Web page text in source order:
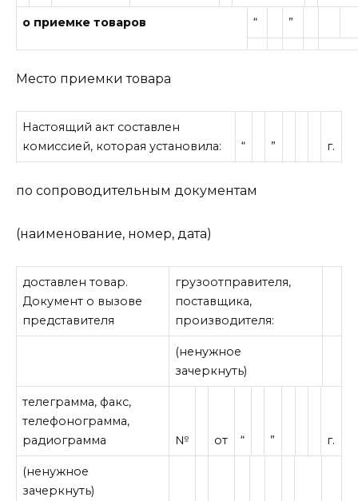
о приемке товаров “ ”
Место приемки товара
Настоящий акт составлен
комиссией, которая установила:
“ ” г.
по сопроводительным документам
(наименование, номер, дата)
доставлен товар.
Документ о вызове
представителя
грузоотправителя,
поставщика,
производителя:
(ненужное
зачеркнуть)
телеграмма, факс,
телефонограмма,
радиограмма
№ от “ ” г.
(ненужное
зачеркнуть)